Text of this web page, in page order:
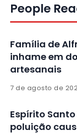
People
Família de
inhame em
artesanais
7 de agosto de
Espírito
poluição